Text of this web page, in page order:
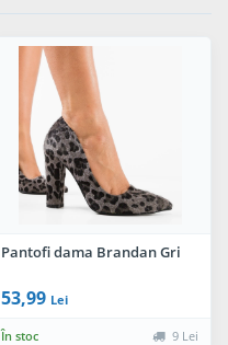
Pantofi dama Brandan Gri
53,99 Lei
În stoc 9 Lei